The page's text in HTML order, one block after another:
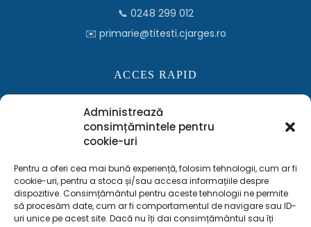
Administrează
consimțămintele pentru
cookie-uri
Pentru a oferi cea mai bună experiență, folosim tehnologii, cum ar fi
cookie-uri, pentru a stoca și/sau accesa informațiile despre
dispozitive. Consimțământul pentru aceste tehnologii ne permite
să procesăm date, cum ar fi comportamentul de navigare sau ID-
uri unice pe acest site. Dacă nu îți dai consimțământul sau îți
📞 0248 299 012
✉️ primarie@titesti.cjarges.ro
ACCES RAPID
Monitorul Oficial Local
Informații publice
Contact
INFORMAȚII LEGALE